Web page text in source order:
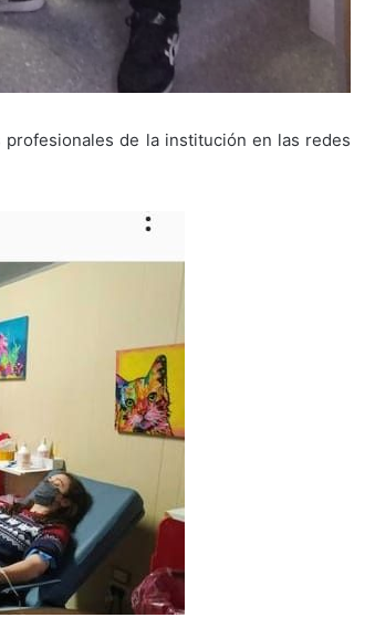
de la institución en las redes